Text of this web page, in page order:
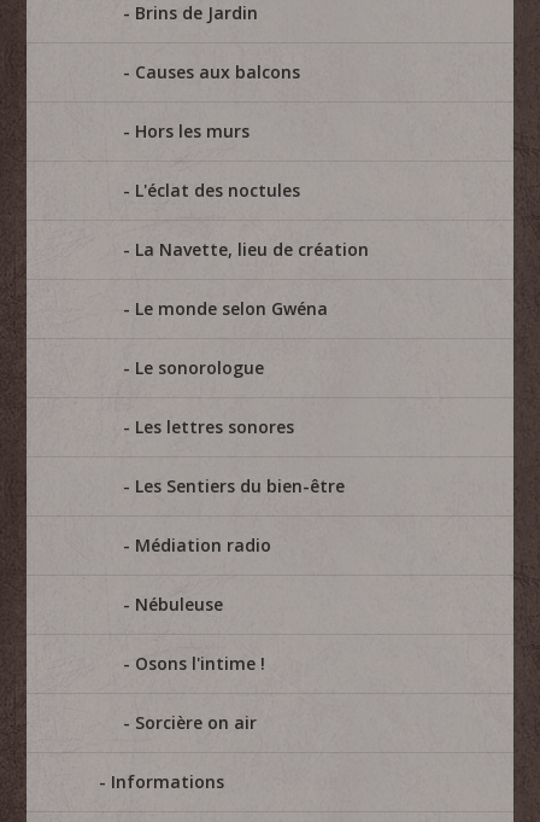
Brins de Jardin
Causes aux balcons
Hors les murs
L'éclat des noctules
La Navette, lieu de création
Le monde selon Gwéna
Le sonorologue
Les lettres sonores
Les Sentiers du bien-être
Médiation radio
Nébuleuse
Osons l'intime !
Sorcière on air
Informations